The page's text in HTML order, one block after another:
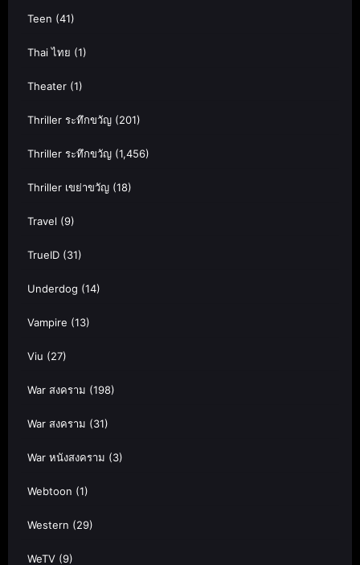
Teen (41)
Thai ไทย (1)
Theater (1)
Thriller ระทึกขวัญ (201)
Thriller ระทึกขวัญ (1,456)
Thriller เขย่าขวัญ (18)
Travel (9)
TrueID (31)
Underdog (14)
Vampire (13)
Viu (27)
War สงคราม (198)
War สงคราม (31)
War หนังสงคราม (3)
Webtoon (1)
Western (29)
WeTV (9)